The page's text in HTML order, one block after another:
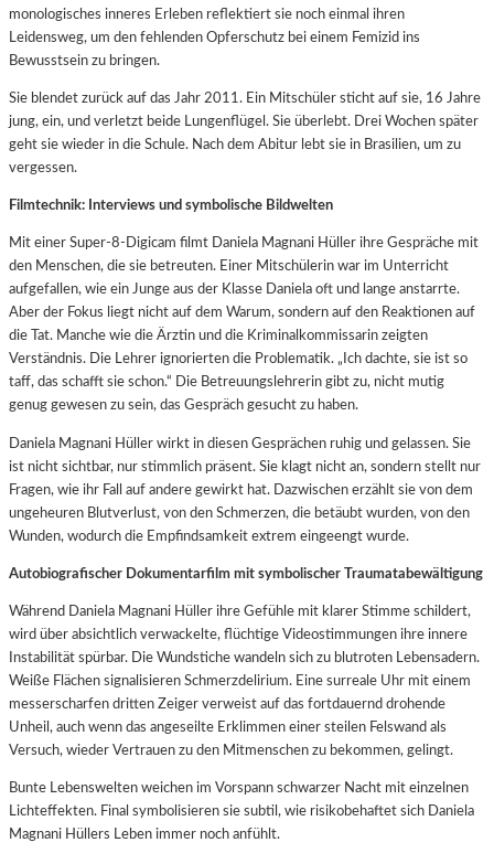
monologisches inneres Erleben reflektiert sie noch einmal ihren
Leidensweg, um den fehlenden Opferschutz bei einem Femizid ins
Bewusstsein zu bringen.
Sie blendet zurück auf das Jahr 2011. Ein Mitschüler sticht auf sie, 16 Jahre
jung, ein, und verletzt beide Lungenflügel. Sie überlebt. Drei Wochen später
geht sie wieder in die Schule. Nach dem Abitur lebt sie in Brasilien, um zu
vergessen.
Filmtechnik: Interviews und symbolische Bildwelten
Mit einer Super-8-Digicam filmt Daniela Magnani Hüller ihre Gespräche mit
den Menschen, die sie betreuten. Einer Mitschülerin war im Unterricht
aufgefallen, wie ein Junge aus der Klasse Daniela oft und lange anstarrte.
Aber der Fokus liegt nicht auf dem Warum, sondern auf den Reaktionen auf
die Tat. Manche wie die Ärztin und die Kriminalkommissarin zeigten
Verständnis. Die Lehrer ignorierten die Problematik. „Ich dachte, sie ist so
taff, das schafft sie schon.“ Die Betreuungslehrerin gibt zu, nicht mutig
genug gewesen zu sein, das Gespräch gesucht zu haben.
Daniela Magnani Hüller wirkt in diesen Gesprächen ruhig und gelassen. Sie
ist nicht sichtbar, nur stimmlich präsent. Sie klagt nicht an, sondern stellt nur
Fragen, wie ihr Fall auf andere gewirkt hat. Dazwischen erzählt sie von dem
ungeheuren Blutverlust, von den Schmerzen, die betäubt wurden, von den
Wunden, wodurch die Empfindsamkeit extrem eingeengt wurde.
Autobiografischer Dokumentarfilm mit symbolischer Traumatabewältigung
Während Daniela Magnani Hüller ihre Gefühle mit klarer Stimme schildert,
wird über absichtlich verwackelte, flüchtige Videostimmungen ihre innere
Instabilität spürbar. Die Wundstiche wandeln sich zu blutroten Lebensadern.
Weiße Flächen signalisieren Schmerzdelirium. Eine surreale Uhr mit einem
messerscharfen dritten Zeiger verweist auf das fortdauernd drohende
Unheil, auch wenn das angeseilte Erklimmen einer steilen Felswand als
Versuch, wieder Vertrauen zu den Mitmenschen zu bekommen, gelingt.
Bunte Lebenswelten weichen im Vorspann schwarzer Nacht mit einzelnen
Lichteffekten. Final symbolisieren sie subtil, wie risikobehaftet sich Daniela
Magnani Hüllers Leben immer noch anfühlt.